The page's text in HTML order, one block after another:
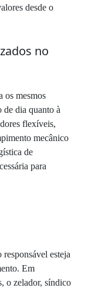
desde o
no
os mesmos
de dia quanto à
flexíveis,
mecânico
de
para
esteja
Em
o zelador, síndico